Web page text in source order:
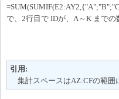
で、2行目で IDが、A～K までの
引用:
集計スペースはAZ:CFの範囲